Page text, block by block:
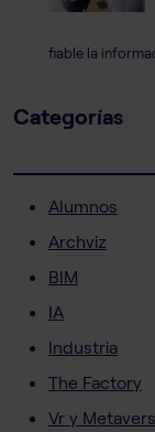
fiable la
Categorías
Alumnos
Archviz
BIM
IA
Industria
The Factory
Vr y